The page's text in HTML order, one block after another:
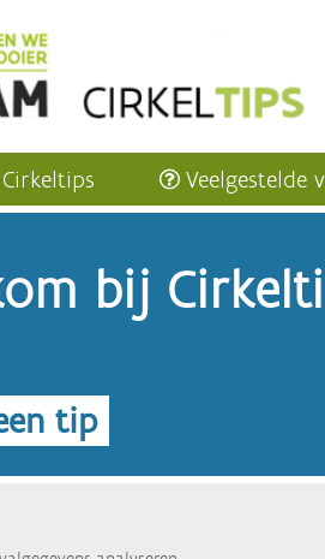
Cirkeltips Veelgestelde
bij
tip